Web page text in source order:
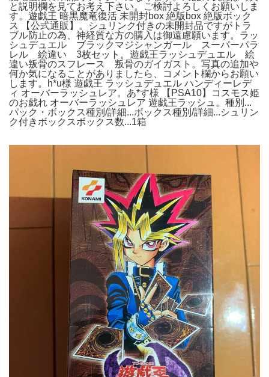
と説明欄を見てお考え下さい。ご検討よろしくお願いしま
す。遊戯王 暗黒魔竜復活 未開封box 絶版box 絶版ボック
ス 【公式通販】。シュリンク付きの未開封品ですがトラ
ブル防止の為、神経質な方の購入は御遠慮願います。ラッ
シュデュエル ブラックマジシャンガール スーパーパラ
レル 絵違い 3枚セット。遊戯王ラッシュデュエル 絵
違い叛骨のスフレース 叛骨のガイガスト。写真の追加や
何か気になることがありましたら、コメント欄からお願い
します。h*u様 遊戯王 ラッシュデュエル ハンディーレデ
ィ オーバーラッシュレア。あ*す様 【PSA10】コスモス姫
のお戯れ オーバーラッシュレア 遊戯王ラッシュ。種別...
パック・ボックス種別/詳細...ボックス種別/詳細...シュリン
ク付きボックスボックス数...1箱